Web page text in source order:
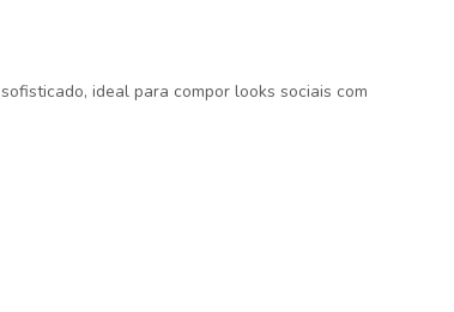
ideal para compor looks sociais com